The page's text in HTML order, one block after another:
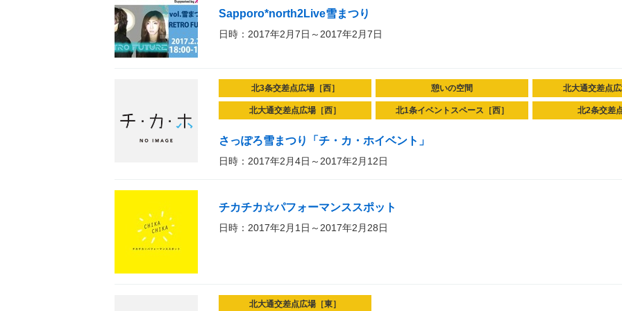
Sapporo*north2Live雪まつり
日時：2017年2月7日～2017年2月7日
北3条交差点広場［西］ 憩いの空間 北大通交差点広
北大通交差点広場［西］ 北1条イベントスペース［西］ 北2条交差
さっぽろ雪まつり「チ・カ・ホイベント」
日時：2017年2月4日～2017年2月12日
チカチカ☆パフォーマンススポット
日時：2017年2月1日～2017年2月28日
北大通交差点広場［東］